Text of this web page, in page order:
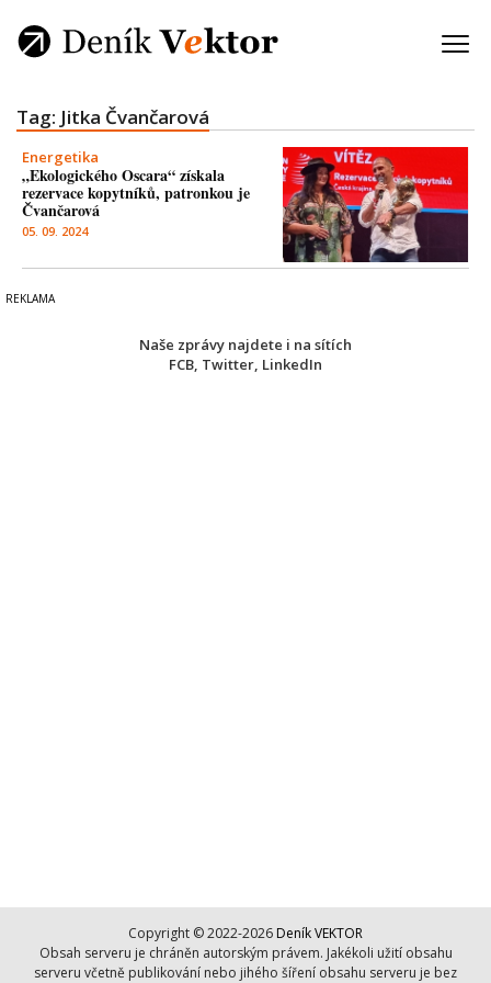
Tag: Jitka Čvančarová
Energetika
„Ekologického Oscara“ získala
rezervace kopytníků, patronkou je
Čvančarová
05. 09. 2024
Naše zprávy najdete i na sítích
FCB, Twitter, LinkedIn
Copyright © 2022-2026 Deník VEKTOR
Obsah serveru je chráněn autorským právem. Jakékoli užití obsahu
serveru včetně publikování nebo jihého šíření obsahu serveru je bez